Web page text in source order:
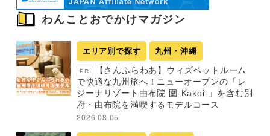
わんことおでかけマガジン
エリア別で探す 九州・沖縄
PR
【さんふらわあ】ウィズペットルーム
で快適な九州旅へ！ニューオープンの「レ
ジーナリゾート由布院 圍-Kakoi-」を含む別
府・由布院を満喫するモデルコース
2026.08.05